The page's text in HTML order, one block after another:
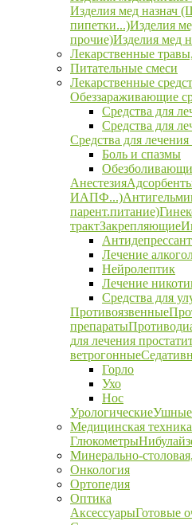
Изделия мед назнач
пипетки...)Изделия
прочие)Изделия мед
Лекарственные
Питательные смеси
Лекарственные
Обеззараживающие
Средства для
Средства для
Средства для
Боль и спазмы
Анестезия
ИАПФ...)
парент.питание)
трактЗакрепляющие
Лечение
Нейролептик
Лечение
Средства для
Противоязвенные
препараты
для лечения
ветрогонные
Горло
Ухо
Нос
УрологическиеУшные
Медицинская техника
Глюкометры
Минерально-
Онкология
Ортопедия
Оптика
АксессуарыГотовые